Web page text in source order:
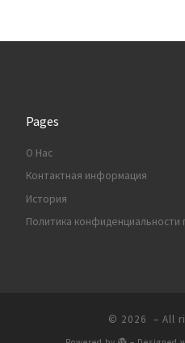
Pages
О Нас
Контактная информация
История
Политика конфиденциальности
© 2026 – All